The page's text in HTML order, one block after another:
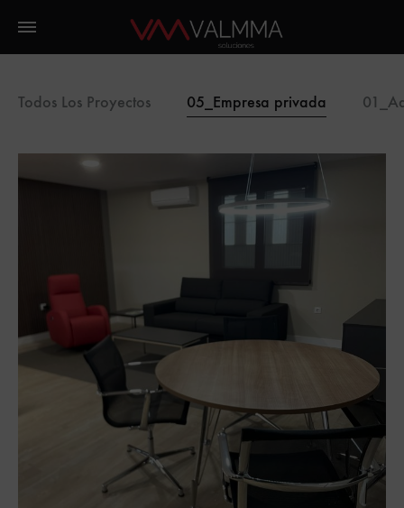
Todos Los Proyectos 05_Empresa privada